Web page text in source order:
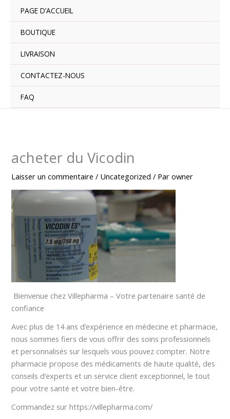
contenu
PAGE D’ACCUEIL
BOUTIQUE
LIVRAISON
CONTACTEZ-NOUS
FAQ
acheter du Vicodin
Laisser un commentaire / Uncategorized / Parowner
Bienvenue chez Villepharma – Votre partenaire santé de
confiance
Avec plus de 14 ans d’expérience en médecine et pharmacie,
nous sommes fiers de vous offrir des soins professionnels
et personnalisés sur lesquels vous pouvez compter. Notre
pharmacie propose des médicaments de haute qualité, des
conseils d’experts et un service client exceptionnel, le tout
pour votre santé et votre bien-être.
Commandez sur https://villepharma.com/